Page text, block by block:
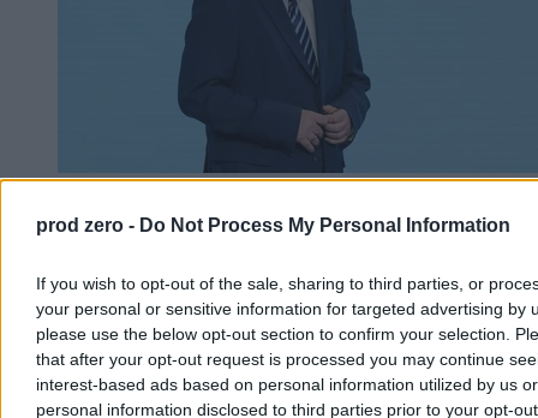
prod zero - Do Not Process My Personal Information
If you wish to opt-out of the sale, sharing to third parties, or
your personal or sensitive information for targeted advertising by
please use the below opt-out section to confirm your selection.
that after your opt-out request is processed you may continue
interest-based ads based on personal information utilized by us or
personal information disclosed to third parties prior to your opt-
Morawiecki zakłada partię, a nadal go nie
wyrzucili. Karski: Liczyliśmy na opamiętanie
Choć Mateusz Morawiecki już zapowiedział, że najpóźniej do 15
października powoła nową partię, nadal pozostaje on formalnie
członkiem Prawa i Sprawiedliwości. To samo dotyczy
kilkudziesięciu stronników byłego premiera. Ale już niedługo. – Dla
wielu z nas ważne jest, żeby rozstać się w zgodzie i z klasą – mówi
Zero.pl prof. Karol Karski, rzecznik dyscyplinarny PiS.